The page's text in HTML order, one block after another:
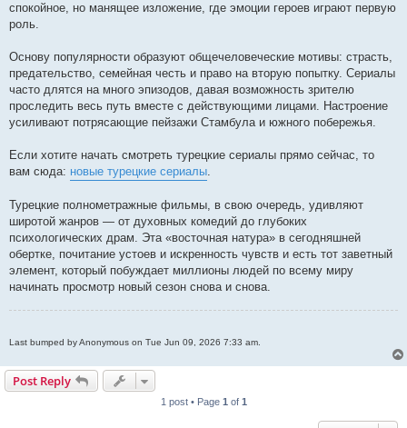
спокойное, но манящее изложение, где эмоции героев играют первую
роль.
Основу популярности образуют общечеловеческие мотивы: страсть,
предательство, семейная честь и право на вторую попытку. Сериалы
часто длятся на много эпизодов, давая возможность зрителю
проследить весь путь вместе с действующими лицами. Настроение
усиливают потрясающие пейзажи Стамбула и южного побережья.
Если хотите начать смотреть турецкие сериалы прямо сейчас, то
вам сюда: новые турецкие сериалы.
Турецкие полнометражные фильмы, в свою очередь, удивляют
широтой жанров — от духовных комедий до глубоких
психологических драм. Эта «восточная натура» в сегодняшней
обертке, почитание устоев и искренность чувств и есть тот заветный
элемент, который побуждает миллионы людей по всему миру
начинать просмотр новый сезон снова и снова.
Last bumped by Anonymous on Tue Jun 09, 2026 7:33 am.
Post Reply
1 post • Page 1 of 1